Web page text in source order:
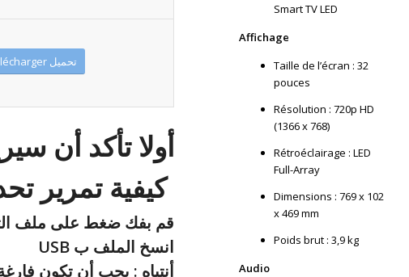
Télécharger تحميل
أولا تأكد أن
كيفية تمرير تحديث تلفاز
قم بفك ضغط على ملف
USB انسخ الملف ب
* أنتباه : يجب أن تكون
Smart TV LED
Affichage
Taille de l’écran : 32
pouces
Résolution : 720p HD
(1366 x 768)
Rétroéclairage : LED
Full-Array
Dimensions : 769 x 102
x 469 mm
Poids brut : 3,9 kg
Audio